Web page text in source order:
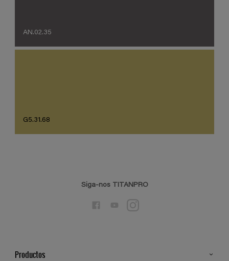
AN.02.35
G5.31.68
Siga-nos TITANPRO
Productos